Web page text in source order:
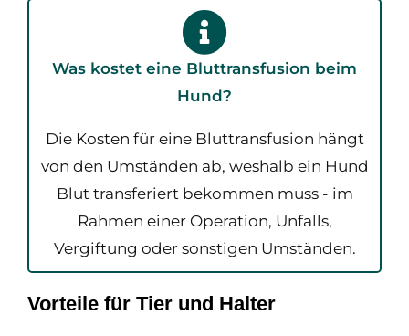
Was kostet eine Bluttransfusion beim
Hund?
Die Kosten für eine Bluttransfusion hängt
von den Umständen ab, weshalb ein Hund
Blut transferiert bekommen muss - im
Rahmen einer Operation, Unfalls,
Vergiftung oder sonstigen Umständen.
Vorteile für Tier und Halter